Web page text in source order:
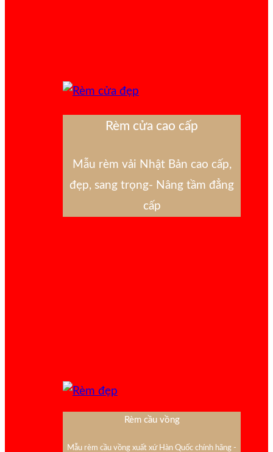
Rèm cửa cao cấp
Mẫu rèm vải Nhật Bản cao cấp,
đẹp, sang trọng- Nâng tầm đẳng
cấp
Rèm cầu vồng
Mẫu rèm cầu vồng xuất xứ Hàn Quốc chính hãng -